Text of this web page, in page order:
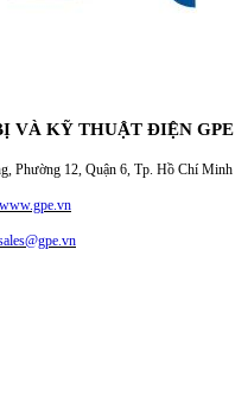
VÀ KỸ THUẬT ĐIỆN GPE
12, Quận 6, Tp. Hồ Chí Minh
www.gpe.vn